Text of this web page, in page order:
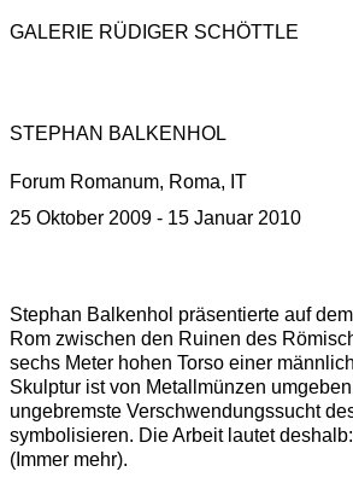
GALERIE RÜDIGER SCHÖTTLE
STEPHAN BALKENHOL
Forum Romanum, Roma, IT
25 Oktober 2009 - 15 Januar 2010
Stephan Balkenhol präsentierte auf
Rom zwischen den Ruinen des
sechs Meter hohen Torso einer
Skulptur ist von Metallmünzen
ungebremste Verschwendungssucht
symbolisieren. Die Arbeit lautet
(Immer mehr).